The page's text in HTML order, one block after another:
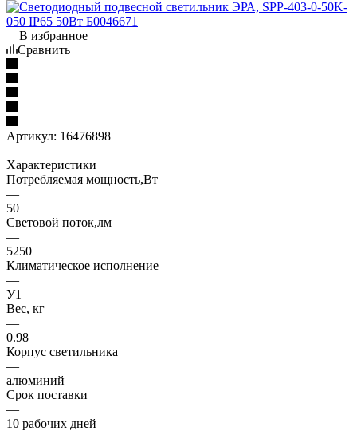
В избранное
Сравнить
Артикул: 16476898
Характеристики
Потребляемая мощность,Вт
—
50
Световой поток,лм
—
5250
Климатическое исполнение
—
У1
Вес, кг
—
0.98
Корпус светильника
—
алюминий
Срок поставки
—
10 рабочих дней